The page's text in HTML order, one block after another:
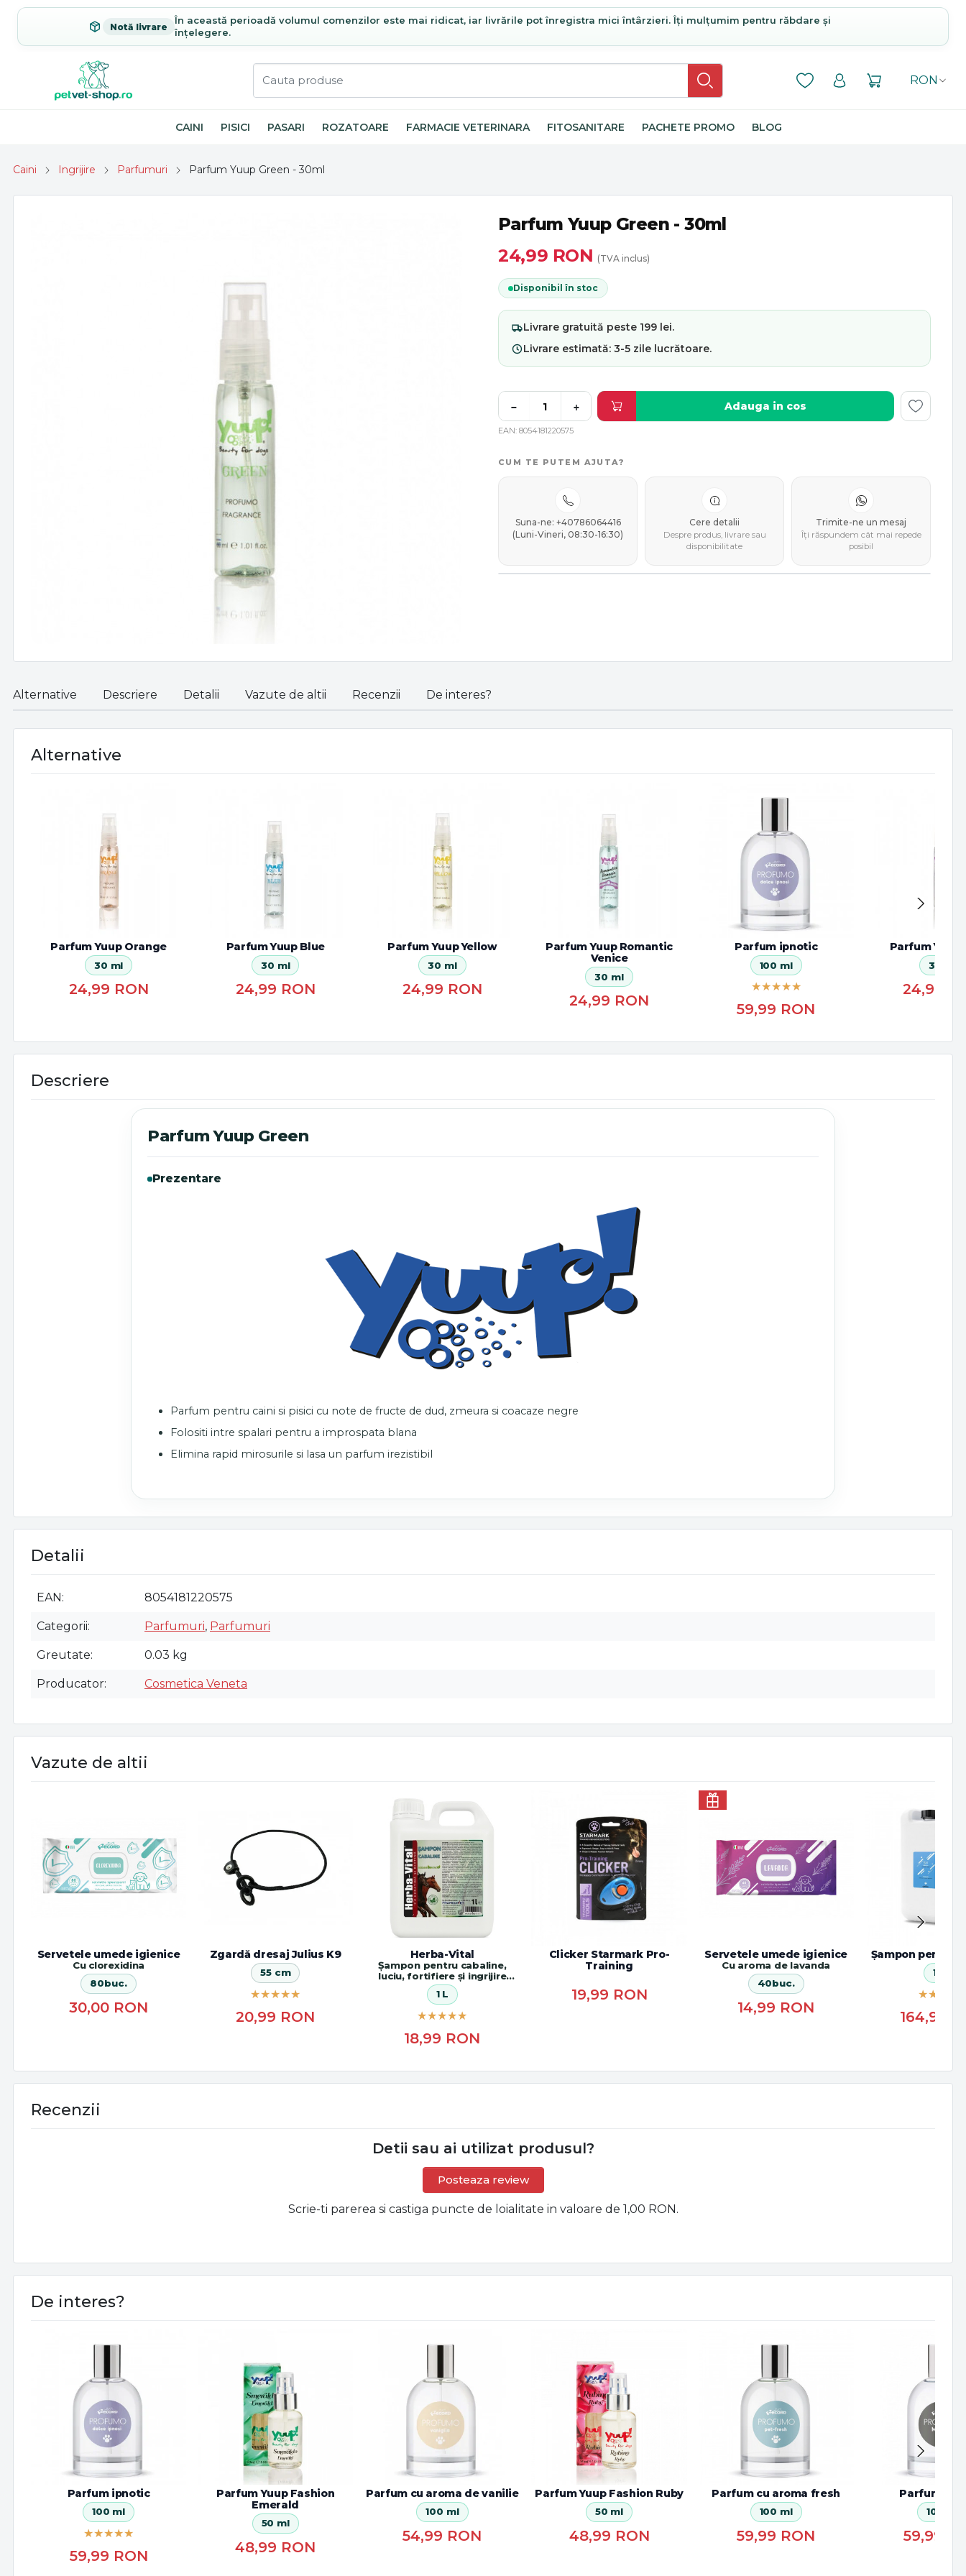
Notă livrare
În această perioadă volumul comenzilor este mai ridicat, iar livrările pot înregistra mici întârzieri. Îți mulțumim pentru răbdare și
înțelegere.
RON
CAINI PISICI PASARI ROZATOARE FARMACIE VETERINARA FITOSANITARE PACHETE PROMO BLOG
Caini Ingrijire Parfumuri Parfum Yuup Green - 30ml
Parfum Yuup Green - 30ml
24,99 RON (TVA inclus)
Disponibil în stoc
Livrare gratuită peste 199 lei.
Livrare estimată: 3-5 zile lucrătoare.
EAN 8054181220575
− + Adauga in cos
CUM TE PUTEM AJUTA?
Suna-ne: +40786064416
(Luni-Vineri, 08:30-16:30)
Cere detalii
Despre produs, livrare sau
disponibilitate
Trimite-ne un mesaj
Îți răspundem cât mai repede
posibil
Alternative Descriere Detalii Vazute de altii Recenzii De interes?
Alternative
Parfum Yuup Orange
30 ml
24,99 RON
Parfum Yuup Blue
30 ml
24,99 RON
Parfum Yuup Yellow
30 ml
24,99 RON
Parfum Yuup Romantic
Venice
30 ml
24,99 RON
Parfum ipnotic
100 ml
59,99 RON
Parfum Yuup
30 ml
24,99
Descriere
Parfum Yuup Green
Prezentare
Parfum pentru caini si pisici cu note de fructe de dud, zmeura si coacaze negre
Folositi intre spalari pentru a improspata blana
Elimina rapid mirosurile si lasa un parfum irezistibil
Detalii
EAN 8054181220575
Categorii Parfumuri, Parfumuri
Greutate 0.03 kg
Producator Cosmetica Veneta
Vazute de altii
Servetele umede igienice
Cu clorexidina
80buc.
30,00 RON
Zgardă dresaj Julius K9
55 cm
20,99 RON
Herba-Vital
Șampon pentru cabaline,
luciu, fortifiere și ingrijire
blană
1 L
18,99 RON
Clicker Starmark Pro-
Training
19,99 RON
Servetele umede igienice
Cu aroma de lavanda
40buc.
14,99 RON
Șampon pentru
10 L
164,99
Recenzii
Detii sau ai utilizat produsul?
Posteaza review
Scrie-ti parerea si castiga puncte de loialitate in valoare de 1,00 RON.
De interes?
Parfum ipnotic
100 ml
59,99 RON
Parfum Yuup Fashion
Emerald
50 ml
48,99 RON
Parfum cu aroma de vanilie
100 ml
54,99 RON
Parfum Yuup Fashion Ruby
50 ml
48,99 RON
Parfum cu aroma fresh
100 ml
59,99 RON
Parfum Mr.
100 ml
59,99